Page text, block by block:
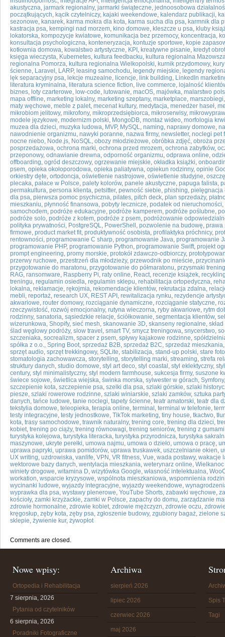
akustyczna, jarmark regionalny, jarmarki świąteczne, jednoosobowa
początkujących, kącik czytelniczy, kajaki weekendowe, kalendarz publikacji,
sezonowe, kanarek, karma mokra dla kota, karma sucha dla psa, karmnik dla
kastracja psa, kempingi nad morzem, kino domowe, kleszcze u psa, kluby
lokatorska, kompozycje kwiatowe, komunikacja bez przemocy, koncentracja,
konsultacja psychologiczna, konteneryzacja, kontuzje sportowe, kopie
kotłownia domowa, kowalstwo artystyczne, KPI , kreatywne pisanie, kredyt
księga wieczysta, Kubernetes, kultura feedbacku, kultura regionalna
regionalna Pomorza, kultura regionalna Wielkopolski, kurnik przydomowy,
ścienne, Laravel , LARP, leasing samochodu, legendy miejskie, legendy
lęk separacyjny psa, lekcje muzealne, licencje, link building, LinkedIn
literatura kryminalna, literatura science fiction, live commerce, lojalność
biznes, loty czarterowe, low-code, lutowanie, macOS, majówka, malarstwo
mapa offline, marketing lokalny, marketing szeptany, marketplace, marszobiegi
maty węchowe, meble z palet, mecenat kultury, medytacja, menedżer haseł,
mikrobiom jelitowy, mikrofony, mikroprzedsiębiorca, mikroserwisy,
modele językowe, modernizm polski, MongoDB, montaż wideo, morfologia krwi
muzea dla dzieci, muzyka ludowa, MVP, MySQL, naming, naprawy domowe,
nawodnienie organizmu, nawyki poranne, nazwa firmy, newsletter, noclegi pet
nocne niebo, Node.js, NoSQL, obozy młodzieżowe, obróbka zdjęć, obroża
posprzedażowa, ochrona marki, ochrona przed mrozem, ochrona zabytków,
przeponowy, odnawianie drewna, odporność organizmu, odprawa online,
offboarding, ogród deszczowy, ogrzewanie miejskie, okładka książki,
psem, opieka okołoporodowa, opieka paliatywna, opiekun rodzinny, opinie
orkiestry dęte, ortodoncja, oświetlenie nastrojowe, oświetlenie studyjne,
plecaka, pałace w Polsce, palety kolorów, panele akustyczne, papuga falista,
permakultura, persona klienta, petsitter, pewność siebie, phishing, pielęgnacja
dla psa, pierwsza pomoc psychiczna, pilates, pitch deck, plan sprzedaży,
mieszkaniu, płynność finansowa, pobyty lecznicze, podatek od nieruchomości,
samochodem, podróże edukacyjne, podróże kamperem, podróże poślubne,
podróże solo, podróże z kotem, podróże z psem, podróżowanie
polityka prywatności, PostgreSQL, PowerShell , pozwolenie na budowę, prawa
firmowe, product market fit, produktywność osobista, profilaktyka próchnicy,
rentowności, programowanie C sharp, programowanie Java, programowanie
programowanie PHP, programowanie Python, programowanie Swift, projekt
prompt engineering, promy morskie, protokół zdawczo-odbiorczy,
przerwy ruchowe, przestrzeń dla młodzieży, przewodnik po mieście,
przygotowanie do maratonu, przygotowanie do półmaratonu, przysmaki
RAG, ransomware, Raspberry Pi, raty online, React, recenzje książek,
treningu, regulamin osiedla, regulamin sklepu, rehabilitacja ortopedyczna,
lokalna, reklamacje, rękojmia, rekomendacje klientów, rekrutacja zdalna,
mebli, reportaż, research UX, REST API , rewitalizacja rynku, rezydencje
akwariowe, router domowy, rozciąganie dynamiczne, rozciąganie statyczne,
rzeczywistość, rozwój emocjonalny, rutyna wieczorna, ryby akwariowe, rytm
rodzinny, sanatoria, sąsiedzkie relacje, ściółkowanie, segmentacja klientów,
wizerunkowa, Shopify, sieć mesh, skanowanie 3D, skanseny regionalne,
ślad węglowy podróży, slow travel , smart TV, smycz treningowa, snycerstwo,
szczeniaka, socrealizm, spacer z psem, spływy kajakowe rodzinne,
spółka z o.o., Spring Boot, sprzedaż B2B, sprzedaż B2C, sprzedaż mieszkania
sprzęt audio, sprzęt trekkingowy, SQLite, stabilizacja, stand-up polski, stare
stomatologia zachowawcza, storytelling, storytelling marki, streaming, strefa
struktury danych, studio domowe, styl art deco, styl coastal , styl eklektyczny,
century, styl minimalistyczny, styl modern farmhouse, sukcesja firmy, suszone
świece sojowe, świetlica wiejska, świnka morska, sylwester w górach, Symfony
szczepienie kota, szczepienie psa, szelki dla psa, szlaki górskie, szlaki
piesze, szlaki rowerowe rodzinne, szlaki winiarskie, szlaki zamków, sztuka
danych, tańce ludowe, tanie noclegi, tapety ścienne, teatr amatorski, teatr dla
tekstylia domowe, teleopieka, terapia online, terminal , terminal w telefonie,
testy integracyjne, testy jednostkowe, TikTok marketing, tiny house, tkactwo,
kota, trasy samochodowe, trawnik naturalny, trening core, trening dla dzieci,
kobiet, trening po ciąży, trening równowagi, trening seniorów, trening z gumami
turystyka kolejowa, turystyka literacka, turystyka przyrodnicza, turystyka
maszynowe, ukryte perełki, umowa najmu, umowa o dzieło, umowa o pracę,
uprawa papryki, uprawa pomidorów, uprawa truskawek, uszczelnianie okien,
UX writing, uzdrowiska, vanlife, VPN , VR fitness, Vue, wada postawy, wakacje
wektorowe bazy danych, wentylacja mieszkania, weterynarz online,
winiety drogowe, witamina D, wizytówka Google, własność intelektualna,
workation, wsparcie kryzysowe, wspólnota mieszkaniowa, wspomnienia
wycinanki ludowe, wyjazdy integracyjne, wyjazdy weekendowe,
wyprawka dla psa, wystawy plenerowe, YouTube Shorts, zabawki węchowe,
kościoły, zamki krzyżackie, zamki w Polsce, zapachy do domu, zarządzanie
zdrowie hormonalne, zdrowie kobiet, zdrowie mężczyzn, zdrowie oczu,
kręgosłup, zęby kota, zęby psa, zgłoszenie budowy, zgubiony bagaż, zielone
sklepie, żywienie kur, żywopłot
Comments are closed.
Nowe wpisy:
Ortopedia i Rehabilitacja
7 sierpnia, 2026
Pytania od czytelników
6 sierpnia, 2026
Poradniki Fotograficzne
Archiwa
sierpień 2026
lipiec 2026
czerwiec 2026
maj 2026
Spis
Tagi